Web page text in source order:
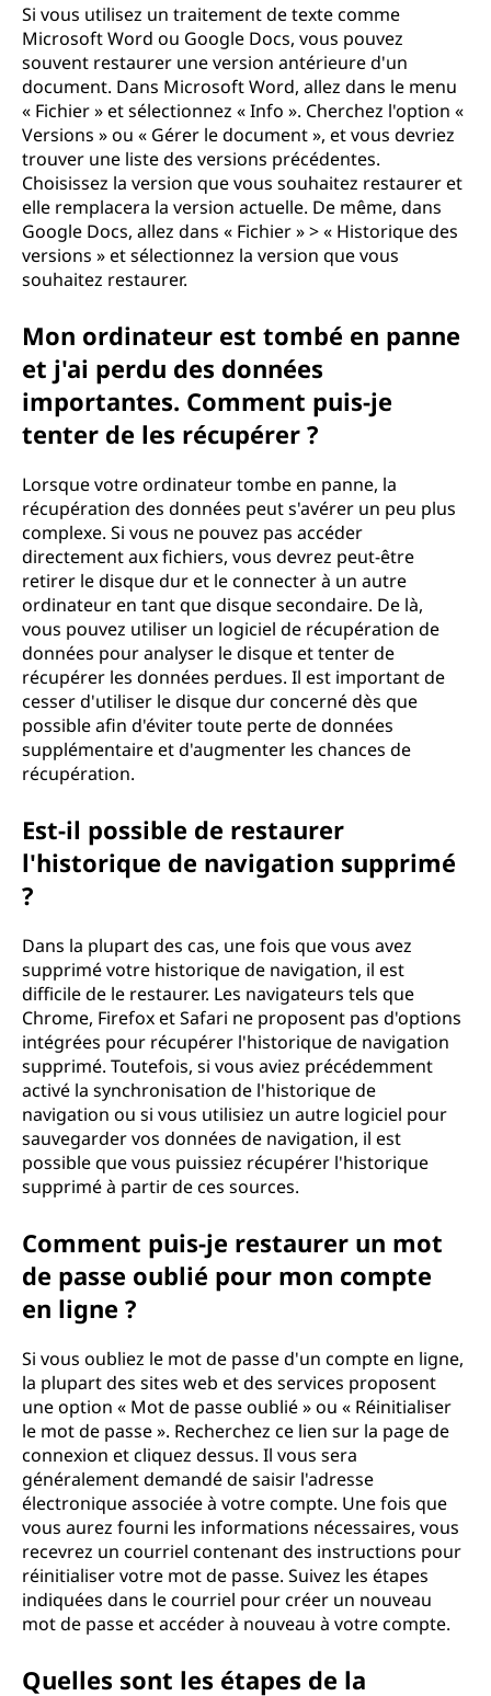
Si vous utilisez un traitement de texte comme
Microsoft Word ou Google Docs, vous pouvez
souvent restaurer une version antérieure d'un
document. Dans Microsoft Word, allez dans le menu
« Fichier » et sélectionnez « Info ». Cherchez l'option «
Versions » ou « Gérer le document », et vous devriez
trouver une liste des versions précédentes.
Choisissez la version que vous souhaitez restaurer et
elle remplacera la version actuelle. De même, dans
Google Docs, allez dans « Fichier » > « Historique des
versions » et sélectionnez la version que vous
souhaitez restaurer.
Mon ordinateur est tombé en panne
et j'ai perdu des données
importantes. Comment puis-je
tenter de les récupérer ?
Lorsque votre ordinateur tombe en panne, la
récupération des données peut s'avérer un peu plus
complexe. Si vous ne pouvez pas accéder
directement aux fichiers, vous devrez peut-être
retirer le disque dur et le connecter à un autre
ordinateur en tant que disque secondaire. De là,
vous pouvez utiliser un logiciel de récupération de
données pour analyser le disque et tenter de
récupérer les données perdues. Il est important de
cesser d'utiliser le disque dur concerné dès que
possible afin d'éviter toute perte de données
supplémentaire et d'augmenter les chances de
récupération.
Est-il possible de restaurer
l'historique de navigation supprimé
?
Dans la plupart des cas, une fois que vous avez
supprimé votre historique de navigation, il est
difficile de le restaurer. Les navigateurs tels que
Chrome, Firefox et Safari ne proposent pas d'options
intégrées pour récupérer l'historique de navigation
supprimé. Toutefois, si vous aviez précédemment
activé la synchronisation de l'historique de
navigation ou si vous utilisiez un autre logiciel pour
sauvegarder vos données de navigation, il est
possible que vous puissiez récupérer l'historique
supprimé à partir de ces sources.
Comment puis-je restaurer un mot
de passe oublié pour mon compte
en ligne ?
Si vous oubliez le mot de passe d'un compte en ligne,
la plupart des sites web et des services proposent
une option « Mot de passe oublié » ou « Réinitialiser
le mot de passe ». Recherchez ce lien sur la page de
connexion et cliquez dessus. Il vous sera
généralement demandé de saisir l'adresse
électronique associée à votre compte. Une fois que
vous aurez fourni les informations nécessaires, vous
recevrez un courriel contenant des instructions pour
réinitialiser votre mot de passe. Suivez les étapes
indiquées dans le courriel pour créer un nouveau
mot de passe et accéder à nouveau à votre compte.
Quelles sont les étapes de la